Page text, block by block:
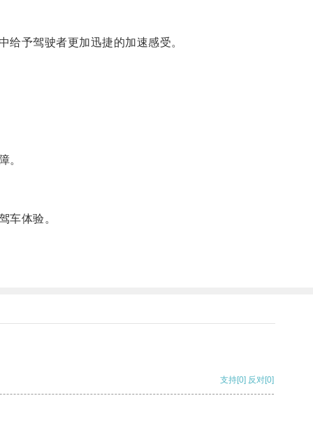
予驾驶者更加迅捷的加速感受。
。
车体验。
支持[0] 反对[0]